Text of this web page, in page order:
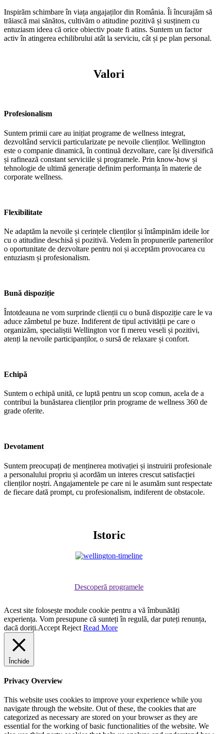
Inspirăm schimbare în viața angajaților din România. Îi încurajăm să
trăiască mai sănătos, cultivăm o atitudine pozitivă și susținem cu
entuziasm ideea că orice obiectiv poate fi atins. Suntem un factor
activ în atingerea echilibrului atât la serviciu, cât și pe plan personal.
Valori
Profesionalism
Suntem primii care au inițiat programe de wellness integrat,
dezvoltând servicii particularizate pe nevoile clienților. Wellington
este o companie dinamică, în continuă dezvoltare, care își diversifică
și rafinează constant serviciile și programele. Prin know-how și
tehnologie de ultimă generație definim performanța în materie de
corporate wellness.
Flexibilitate
Ne adaptăm la nevoile și cerințele clienților și întâmpinăm ideile lor
cu o atitudine deschisă și pozitivă. Vedem în propunerile partenerilor
o oportunitate de dezvoltare pentru noi și acceptăm provocarea cu
entuziasm și profesionalism.
Bună dispoziție
Întotdeauna ne vom surprinde clienții cu o bună dispoziție care le va
aduce zâmbetul pe buze. Indiferent de tipul activității pe care o
organizăm, specialiștii Wellington vor fi mereu veseli și pozitivi,
atenți la nevoile participanților, o sursă de relaxare și confort.
Echipă
Suntem o echipă unită, ce luptă pentru un scop comun, acela de a
contribui la bunăstarea clienților prin programe de wellness 360 de
grade oferite.
Devotament
Suntem preocupați de menținerea motivației și instruirii profesionale
a personalului propriu și acordăm un interes crescut satisfacției
clienților noștri. Angajamentele pe care ni le asumăm sunt respectate
de fiecare dată prompt, cu profesionalism, indiferent de obstacole.
Istoric
Descoperă programele
Acest site folosește module cookie pentru a vă îmbunătăți
experiența. Vom presupune că sunteți în regulă, dar puteți renunța,
dacă doriți.Accept Reject Read More
Închide
Privacy Overview
This website uses cookies to improve your experience while you
navigate through the website. Out of these, the cookies that are
categorized as necessary are stored on your browser as they are
essential for the working of basic functionalities of the website. We